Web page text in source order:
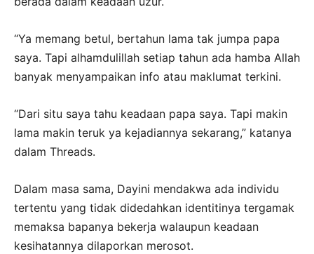
“Ya memang betul, bertahun lama tak jumpa papa
saya. Tapi alhamdulillah setiap tahun ada hamba Allah
banyak menyampaikan info atau maklumat terkini.
“Dari situ saya tahu keadaan papa saya. Tapi makin
lama makin teruk ya kejadiannya sekarang,” katanya
dalam Threads.
Dalam masa sama, Dayini mendakwa ada individu
tertentu yang tidak didedahkan identitinya tergamak
memaksa bapanya bekerja walaupun keadaan
kesihatannya dilaporkan merosot.